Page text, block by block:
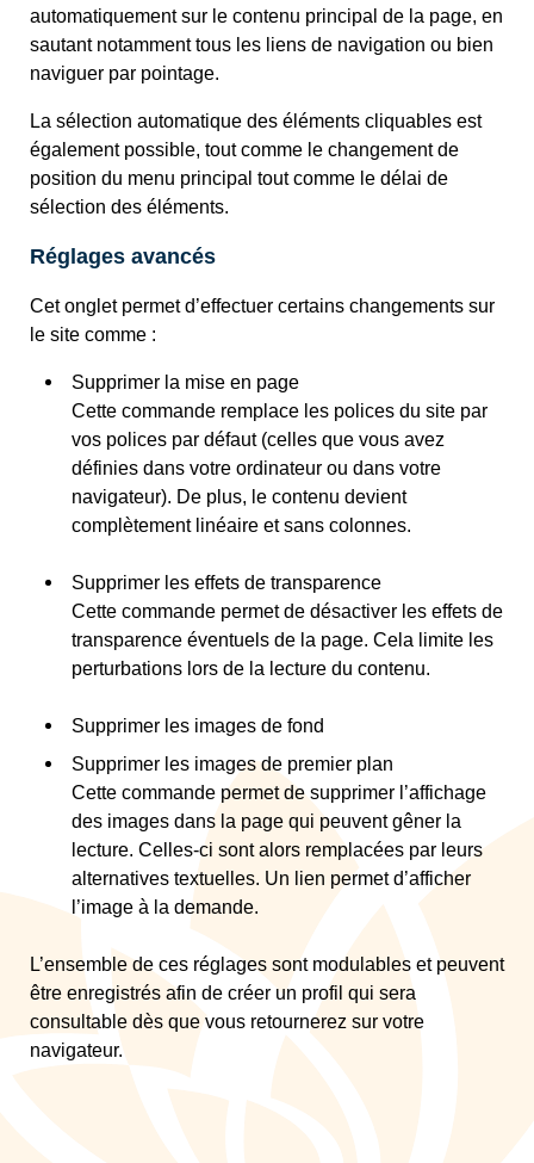
automatiquement sur le contenu principal de la page, en
sautant notamment tous les liens de navigation ou bien
naviguer par pointage.
La sélection automatique des éléments cliquables est
également possible, tout comme le changement de
position du menu principal tout comme le délai de
sélection des éléments.
Réglages avancés
Cet onglet permet d’effectuer certains changements sur
le site comme :
Supprimer la mise en page
Cette commande remplace les polices du site par
vos polices par défaut (celles que vous avez
définies dans votre ordinateur ou dans votre
navigateur). De plus, le contenu devient
complètement linéaire et sans colonnes.
Supprimer les effets de transparence
Cette commande permet de désactiver les effets de
transparence éventuels de la page. Cela limite les
perturbations lors de la lecture du contenu.
Supprimer les images de fond
Supprimer les images de premier plan
Cette commande permet de supprimer l’affichage
des images dans la page qui peuvent gêner la
lecture. Celles-ci sont alors remplacées par leurs
alternatives textuelles. Un lien permet d’afficher
l’image à la demande.
L’ensemble de ces réglages sont modulables et peuvent
être enregistrés afin de créer un profil qui sera
consultable dès que vous retournerez sur votre
navigateur.